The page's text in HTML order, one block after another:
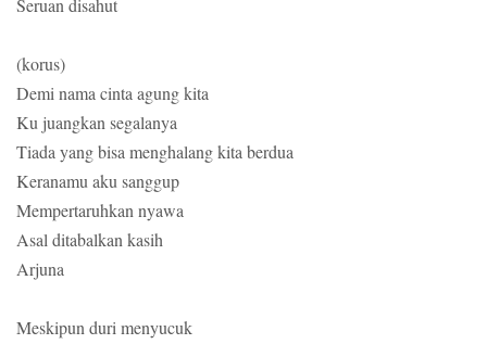
Seruan disahut
(korus)
Demi nama cinta agung kita
Ku juangkan segalanya
Tiada yang bisa menghalang kita berdua
Keranamu aku sanggup
Mempertaruhkan nyawa
Asal ditabalkan kasih
Arjuna
Meskipun duri menyucuk